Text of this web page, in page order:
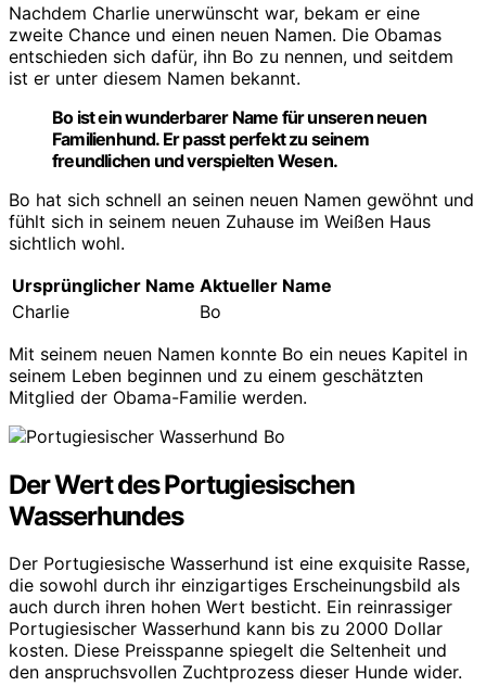
Nachdem Charlie unerwünscht war, bekam er eine
zweite Chance und einen neuen Namen. Die Obamas
entschieden sich dafür, ihn Bo zu nennen, und seitdem
ist er unter diesem Namen bekannt.
Bo ist ein wunderbarer Name für unseren neuen
Familienhund. Er passt perfekt zu seinem
freundlichen und verspielten Wesen.
Bo hat sich schnell an seinen neuen Namen gewöhnt und
fühlt sich in seinem neuen Zuhause im Weißen Haus
sichtlich wohl.
Ursprünglicher Name Aktueller Name
Charlie
Bo
Mit seinem neuen Namen konnte Bo ein neues Kapitel in
seinem Leben beginnen und zu einem geschätzten
Mitglied der Obama-Familie werden.
Der Wert des Portugiesischen
Wasserhundes
Der Portugiesische Wasserhund ist eine exquisite Rasse,
die sowohl durch ihr einzigartiges Erscheinungsbild als
auch durch ihren hohen Wert besticht. Ein reinrassiger
Portugiesischer Wasserhund kann bis zu 2000 Dollar
kosten. Diese Preisspanne spiegelt die Seltenheit und
den anspruchsvollen Zuchtprozess dieser Hunde wider.